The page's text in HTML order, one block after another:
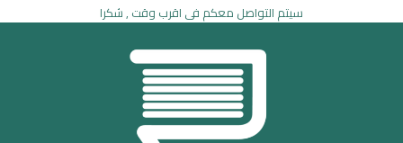
سيتم التواصل معكم فى اقرب وقت , شكرا